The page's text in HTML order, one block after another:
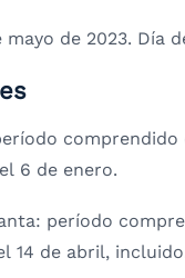
mayo de 2023. Día
comprendido
6 de enero.
período
14 de abril,